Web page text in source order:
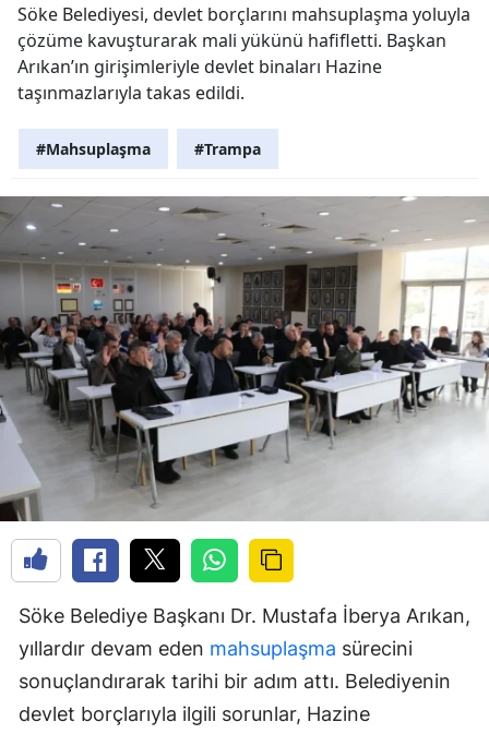
Söke Belediyesi, devlet borçlarını mahsuplaşma yoluyla
çözüme kavuşturarak mali yükünü hafifletti. Başkan
Arıkan’ın girişimleriyle devlet binaları Hazine
taşınmazlarıyla takas edildi.
#Mahsuplaşma #Trampa
Söke Belediye Başkanı Dr. Mustafa İberya Arıkan,
yıllardır devam eden mahsuplaşma sürecini
sonuçlandırarak tarihi bir adım attı. Belediyenin
devlet borçlarıyla ilgili sorunlar, Hazine